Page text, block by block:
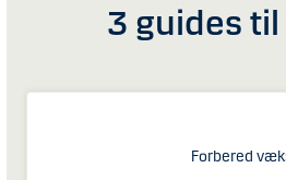
3 guides
Forbered